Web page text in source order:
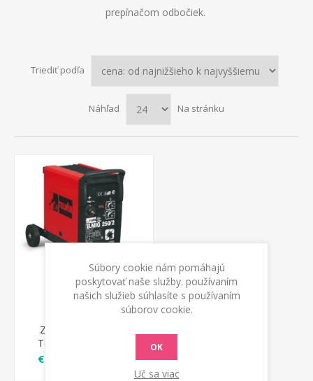
prepínačom odbočiek.
Triediť podľa
Náhľad Na stránku
Zváračka MIG MAG
Telmig 250/2 Telwin
€ 857,86 s DPH
Súbory cookie nám pomáhajú
poskytovať naše služby. používaním
našich služieb súhlasíte s používaním
súborov cookie.
OK
Uč sa viac